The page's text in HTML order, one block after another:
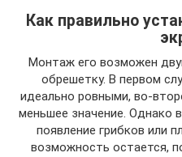
Как правильно
Монтаж его возможен
обрешетку. В первом
идеально ровными, во-
меньшее значение. Однако
появление грибков или
возможность остается,